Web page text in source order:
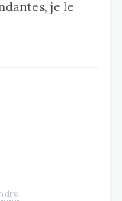
je le